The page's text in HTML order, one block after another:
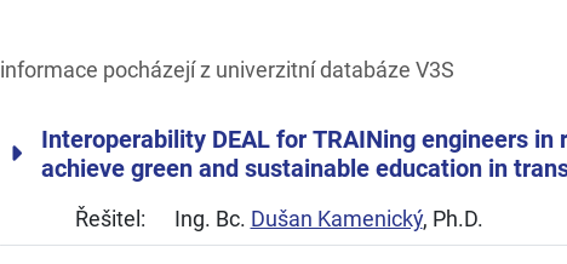
informace pocházejí z univerzitní databáze V3S
Interoperability DEAL for TRAINing engineers
achieve green and sustainable education in
Řešitel: Ing. Bc. Dušan Kamenický, Ph.D.